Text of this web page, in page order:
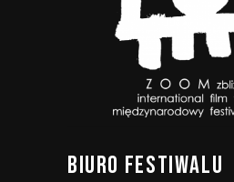
BIURO FESTIWALU